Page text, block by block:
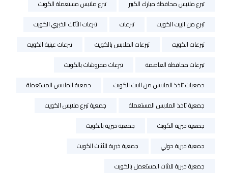
تبرع ملابس محافظة مبارك الكبير
تبرع ملابس مستعملة الكويت
تبرع من البيت الكويت
تبرعات
تبرعات الأثاث الخيري الكويت
تبرعات الكويت
تبرعات الملابس بالكويت
تبرعات عينية الكويت
تبرعات محافظة العاصمة
تبرعات مفروشات بالكويت
جمعيات تاخذ الملابس من البيت الكويت
جمعية الملابس المستعملة
جمعية تاخذ الملابس المستعملة
جمعية تبرع ملابس الكويت
جمعية خيرية الكويت
جمعية خيرية بالكويت
جمعية خيرية حولي
جمعية خيرية للأثاث الكويت
جمعية خيرية للاثاث المستعمل بالكويت